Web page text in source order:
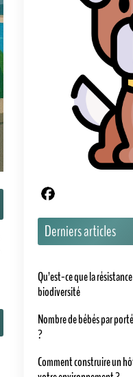
Partager sur
Derniers articles
Qu’est-ce que la
Nombre de bébés par
Comment construire un